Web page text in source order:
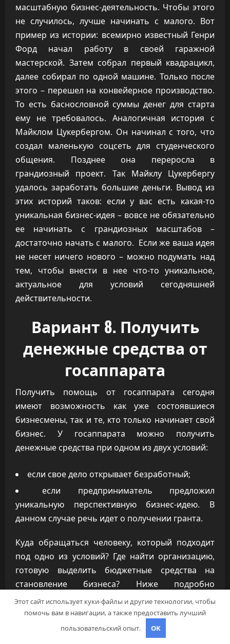
масштабную бизнес-деятельность. Чтобы этого
не случилось, лучше начинать с малого. Вот
пример из истории: всемирно известный Генри
Форд начал работу в своей гаражной
мастерской. Затем собрал первый квадрацикл,
далее собирал по одной машине. Только после
этого – перешел на конвейерное производство.
То есть баснословной суммы денег для старта
ему не требовалось. Аналогичная история с
Майклом Цукербергом. Он начинал с того, что
создал маленькую соцсеть для студенческого
общения. Позднее она переросла в
грандиозный проект. Так Майклу Цукербергу
удалось заработать большие деньги. Вывод из
этих историй таков: если у вас есть какая-то
уникальная бизнес-идея – вовсе не обязательно
ее начинать с грандиозных масштабов –
достаточно начать с малого. Если же ваша идея
не несет ничего нового – можно подумать над
тем, чтобы внести в нее что-то уникальное,
актуальное для условий сегодняшней
действительности.
Вариант 8. Получить
денежные средства от
госаппарата
Получить помощь от госаппарата сегодня
имеют возможность как уже состоявшиеся
бизнесмены, так и те, кто только начинает свой
бизнес. У госаппарата можно получить
денежные средства при одном из двух условий:
если свое дело открывает безработный;
если предприниматель предложил
уникальную перспективную бизнес-идею. В
данном случае речь идет о получении гранта.
Куда обращаться человеку, который подходит
под одно из условий? Где найти организацию,
готовую выделить бюджетные средства на
становление бизнеса? Ниже подробно
рассмотрим варианты.
Центр занятости – вариант,
Этот сайт использует куки-файлы и другие технологии, чтобы
помочь вам в навигации, а также предоставить лучший
пользовательский опыт.
OK